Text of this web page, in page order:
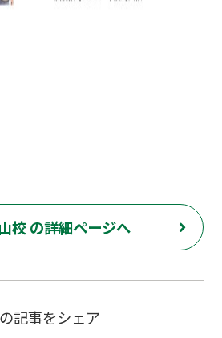
校 の詳細ページへ
記事をシェア